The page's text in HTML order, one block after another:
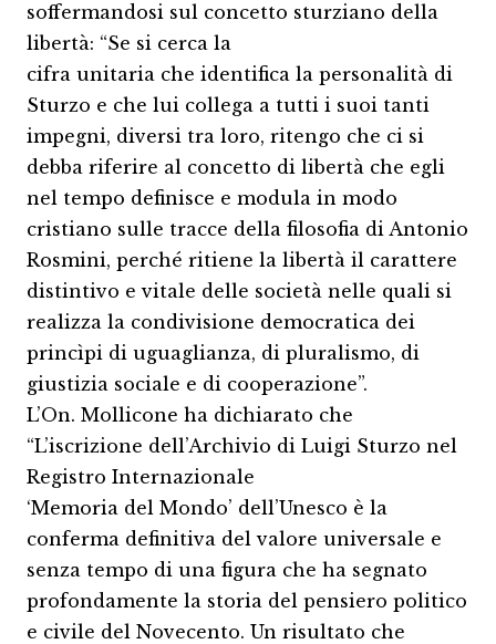
soffermandosi sul concetto sturziano della
libertà: “Se si cerca la
cifra unitaria che identifica la personalità di
Sturzo e che lui collega a tutti i suoi tanti
impegni, diversi tra loro, ritengo che ci si
debba riferire al concetto di libertà che egli
nel tempo definisce e modula in modo
cristiano sulle tracce della filosofia di Antonio
Rosmini, perché ritiene la libertà il carattere
distintivo e vitale delle società nelle quali si
realizza la condivisione democratica dei
princìpi di uguaglianza, di pluralismo, di
giustizia sociale e di cooperazione”.
L’On. Mollicone ha dichiarato che
“L’iscrizione dell’Archivio di Luigi Sturzo nel
Registro Internazionale
‘Memoria del Mondo’ dell’Unesco è la
conferma definitiva del valore universale e
senza tempo di una figura che ha segnato
profondamente la storia del pensiero politico
e civile del Novecento. Un risultato che